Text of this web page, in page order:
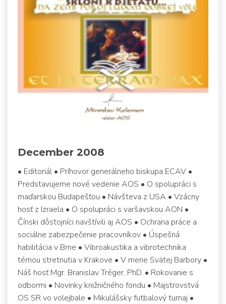
December 2008
• Editoriál • Príhovor generálneho biskupa ECAV •
Predstavujeme nové vedenie AOS • O spolupráci s
maďarskou Budapešťou • Návšteva z USA • Vzácny
hosť z Izraela • O spolupráci s varšavskou AON •
Čínski dôstojníci navštívili aj AOS • Ochrana práce a
sociálne zabezpečenie pracovníkov • Úspešná
habilitácia v Brne • Vibroakustika a vibrotechnika
témou stretnutia v Krakove • V mene Svätej Barbory •
Náš hosť Mgr. Branislav Tréger, PhD. • Rokovanie s
odbormi • Novinky knižničného fondu • Majstrovstvá
OS SR vo volejbale • Mikulášsky futbalový turnaj •